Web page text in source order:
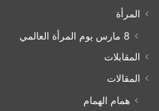
المرأة
8 مارس يوم المرأة العالمي
المقابلات
المقالات
همام الهمام